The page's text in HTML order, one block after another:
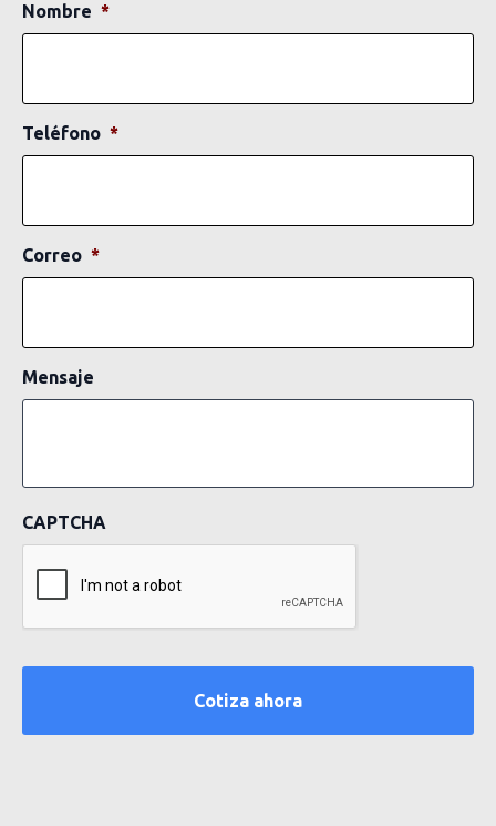
Nombre *
Teléfono *
Correo *
Mensaje
CAPTCHA